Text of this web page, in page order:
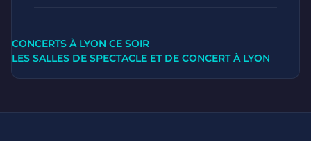
CONCERTS À LYON CE SOIR
LES SALLES DE SPECTACLE ET DE CONCERT À LYON